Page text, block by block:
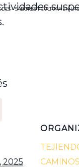
– SABORES Y CULTURA EN LA
2025